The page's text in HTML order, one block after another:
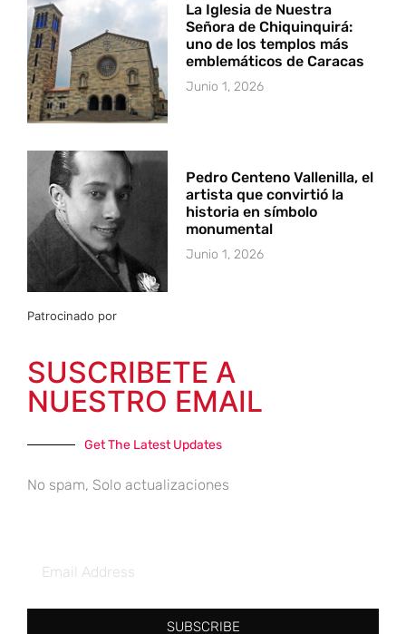
La Iglesia de Nuestra
Señora de Chiquinquirá:
uno de los templos más
emblemáticos de Caracas
Junio 1, 2026
Pedro Centeno Vallenilla, el
artista que convirtió la
historia en símbolo
monumental
Junio 1, 2026
Patrocinado por
SUSCRIBETE A
NUESTRO EMAIL
Get The Latest Updates
No spam, Solo actualizaciones
SUBSCRIBE